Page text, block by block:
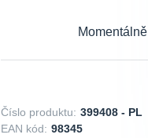
Číslo produktu: 399408 - PL
EAN kód: 98345